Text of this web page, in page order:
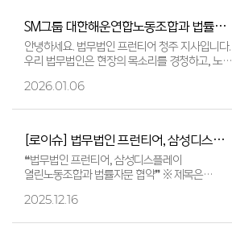
SM그룹 대한해운연합노동조합과 법률자문 MOU 체결
안녕하세요. 법무법인 프런티어 청주 지사입니다.
우리 법무법인은 현장의 목소리를 경청하고, 노사
협력해오고 있습니다…
2026.01.06
[로이슈] 법무법인 프런티어, 삼성디스플레이 열린노동조합과 법률자문 협약
❝법무법인 프런티어, 삼성디스플레이
열린노동조합과 법률자문 협약❞ ※ 제목은
※ 기사 전문은 저작권 보호를 위해 원문
2025.12.16